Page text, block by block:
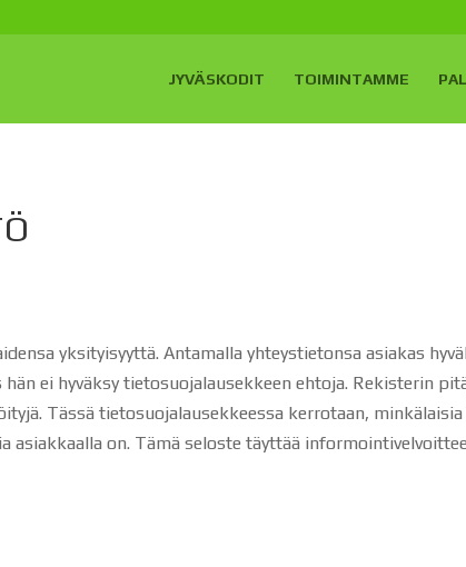
JYVÄSKODIT TOIMINTAMME
yksityisyyttä. Antamalla yhteystietonsa asiakas
ei hyväksy tietosuojalausekkeen ehtoja. Rekisterin
Tässä tietosuojalausekkeessa kerrotaan,
asiakkaalla on. Tämä seloste täyttää